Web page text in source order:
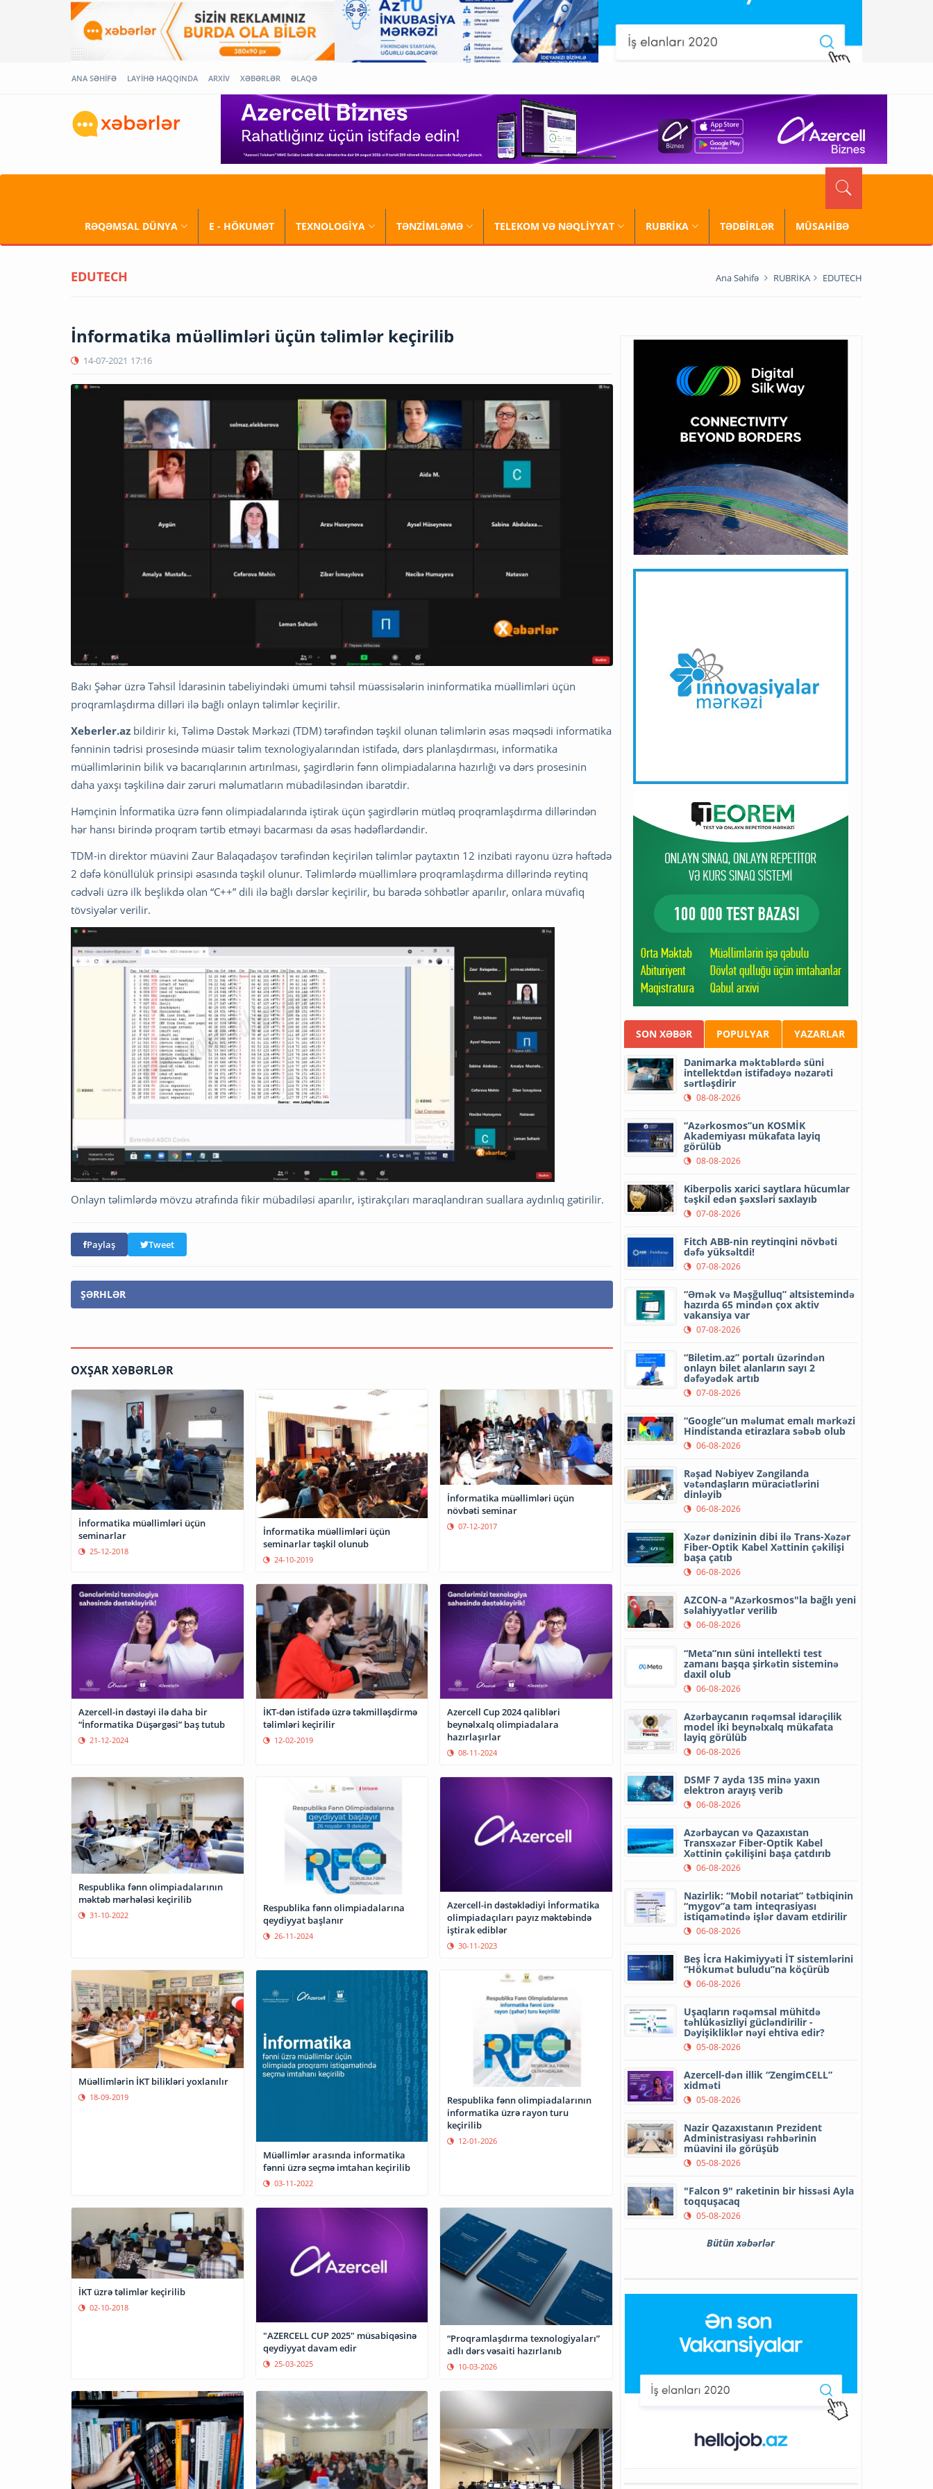
ANA SƏHİFƏ LAYİHƏ HAQQINDA ARXİV XƏBƏRLƏR ƏLAQƏ
RƏQƏMSAL DÜNYA E - HÖKUMƏT TEXNOLOGİYA TƏNZİMLƏMƏ TELEKOM VƏ NƏQLİYYAT RUBRİKA TƏDBİRLƏR MÜSAHİBƏ
EDUTECH Ana Səhifə RUBRİKA EDUTECH
İnformatika müəllimləri üçün təlimlər keçirilib
14-07-2021 17:16
Bakı Şəhər üzrə Təhsil İdarəsinin tabeliyindəki ümumi təhsil müəssisələrin ininformatika müəllimləri üçün
proqramlaşdırma dilləri ilə bağlı onlayn təlimlər keçirilir.
Xeberler.az bildirir ki, Təlimə Dəstək Mərkəzi (TDM) tərəfindən təşkil olunan təlimlərin əsas məqsədi informatika
fənninin tədrisi prosesində müasir təlim texnologiyalarından istifadə, dərs planlaşdırması, informatika
müəllimlərinin bilik və bacarıqlarının artırılması, şagirdlərin fənn olimpiadalarına hazırlığı və dərs prosesinin
daha yaxşı təşkilinə dair zəruri məlumatların mübadiləsindən ibarətdir.
Həmçinin İnformatika üzrə fənn olimpiadalarında iştirak üçün şagirdlərin mütləq proqramlaşdırma dillərindən
hər hansı birində proqram tərtib etməyi bacarması da əsas hədəflərdəndir.
TDM-in direktor müavini Zaur Balaqadaşov tərəfindən keçirilən təlimlər paytaxtın 12 inzibati rayonu üzrə həftədə
2 dəfə könüllülük prinsipi əsasında təşkil olunur. Təlimlərdə müəllimlərə proqramlaşdırma dillərində reytinq
cədvəli üzrə ilk beşlikdə olan “C++” dili ilə bağlı dərslər keçirilir, bu barədə söhbətlər aparılır, onlara müvafiq
tövsiyələr verilir.
Onlayn təlimlərdə mövzu ətrafında fikir mübadiləsi aparılır, iştirakçıları maraqlandıran suallara aydınlıq gətirilir.
Paylaş Tweet
ŞƏRHLƏR
OXŞAR XƏBƏRLƏR
İnformatika müəllimləri üçün
seminarlar
25-12-2018
İnformatika müəllimləri üçün
seminarlar təşkil olunub
24-10-2019
İnformatika müəllimləri üçün
növbəti seminar
07-12-2017
Azercell-in dəstəyi ilə daha bir
“İnformatika Düşərgəsi” baş tutub
21-12-2024
İKT-dən istifadə üzrə təkmilləşdirmə
təlimləri keçirilir
12-02-2019
Azercell Cup 2024 qalibləri
beynəlxalq olimpiadalara
hazırlaşırlar
08-11-2024
Respublika fənn olimpiadalarının
məktəb mərhələsi keçirilib
31-10-2022
Respublika fənn olimpiadalarına
qeydiyyat başlanır
26-11-2024
Azercell-in dəstəklədiyi İnformatika
olimpiadaçıları payız məktəbində
iştirak ediblər
30-11-2023
Müəllimlərin İKT bilikləri yoxlanılır
18-09-2019
Müəllimlər arasında informatika
fənni üzrə seçmə imtahan keçirilib
03-11-2022
Respublika fənn olimpiadalarının
informatika üzrə rayon turu
keçirilib
12-01-2026
İKT üzrə təlimlər keçirilib
02-10-2018
"AZERCELL CUP 2025" müsabiqəsinə
qeydiyyat davam edir
25-03-2025
“Proqramlaşdırma texnologiyaları”
adlı dərs vəsaiti hazırlanıb
10-03-2026
SON XƏBƏR POPULYAR YAZARLAR
Danimarka məktəblərdə süni
intellektdən istifadəyə nəzarəti
sərtləşdirir
08-08-2026
“Azərkosmos”un KOSMİK
Akademiyası mükafata layiq
görülüb
08-08-2026
Kiberpolis xarici saytlara hücumlar
təşkil edən şəxsləri saxlayıb
07-08-2026
Fitch ABB-nin reytinqini növbəti
dəfə yüksəltdi!
07-08-2026
“Əmək və Məşğulluq” altsistemində
hazırda 65 mindən çox aktiv
vakansiya var
07-08-2026
“Biletim.az” portalı üzərindən
onlayn bilet alanların sayı 2
dəfəyədək artıb
07-08-2026
“Google”un məlumat emalı mərkəzi
Hindistanda etirazlara səbəb olub
06-08-2026
Rəşad Nəbiyev Zəngilanda
vətəndaşların müraciətlərini
dinləyib
06-08-2026
Xəzər dənizinin dibi ilə Trans-Xəzər
Fiber-Optik Kabel Xəttinin çəkilişi
başa çatıb
06-08-2026
AZCON-a "Azərkosmos"la bağlı yeni
səlahiyyətlər verilib
06-08-2026
“Meta”nın süni intellekti test
zamanı başqa şirkətin sisteminə
daxil olub
06-08-2026
Azərbaycanın rəqəmsal idarəçilik
model iki beynəlxalq mükafata
layiq görülüb
06-08-2026
DSMF 7 ayda 135 minə yaxın
elektron arayış verib
06-08-2026
Azərbaycan və Qazaxıstan
Transxəzər Fiber-Optik Kabel
Xəttinin çəkilişini başa çatdırıb
06-08-2026
Nazirlik: “Mobil notariat” tətbiqinin
“mygov”a tam inteqrasiyası
istiqamətində işlər davam etdirilir
06-08-2026
Beş İcra Hakimiyyəti İT sistemlərini
“Hökumət buludu”na köçürüb
06-08-2026
Uşaqların rəqəmsal mühitdə
təhlükəsizliyi gücləndirilir -
Dəyişikliklər nəyi ehtiva edir?
05-08-2026
Azercell-dən illik “ZengimCELL”
xidməti
05-08-2026
Nazir Qazaxıstanın Prezident
Administrasiyası rəhbərinin
müavini ilə görüşüb
05-08-2026
"Falcon 9" raketinin bir hissəsi Ayla
toqquşacaq
05-08-2026
Bütün xəbərlər